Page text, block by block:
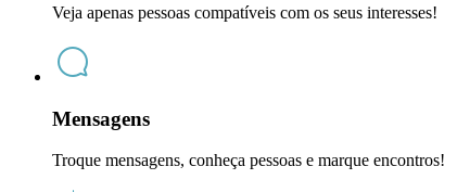
Veja apenas pessoas compatíveis com os seus interesses!
Mensagens
Troque mensagens, conheça pessoas e marque encontros!